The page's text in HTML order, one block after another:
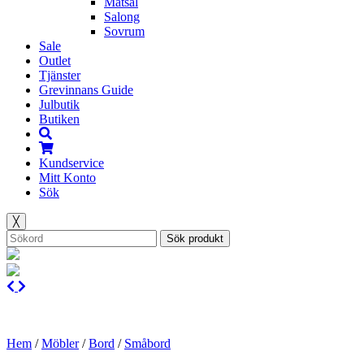
Salong
Sovrum
Sale
Outlet
Tjänster
Grevinnans Guide
Julbutik
Butiken
Kundservice
Mitt Konto
Sök
╳
Sök produkt
Hem /Möbler/Bord / Småbord